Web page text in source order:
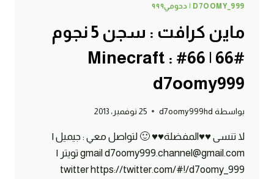
D7OOMY_999 | دحومي٩٩٩
ماين كرافت : سجن 5 نجوم
#66 | 66# Minecraft :
d7oomy999
بواسطة d7oomy999hd 25 نوفمبر، 2013
لا تنسى ♥♥المفضلة♥♥ 🙂 لتواصل معي : جيميل |
gmail d7oomy999.channel@gmail.com تويتر |
twitter https://twitter.com/#!/d7oomy_999